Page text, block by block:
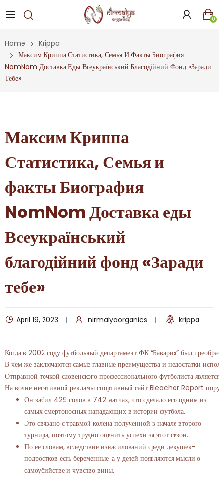
0
Home
Krippa
Максим Криппа Статистика, Семья И Факты Биография
NomNom Доставка Еды Всеукраїнський Благодійний Фонд «Заради
Тебе»
Максим Криппа
Статистика, Семья и
факты Биография
NomNom Доставка еды
Всеукраїнський
благодійний фонд «Заради
тебе»
April 19, 2023 nirmalyaorganics krippa
Когда в 2002 году футбольный департамент ФК “Бавария” был
В чем же заключаются самые главные преимущества и недостатки
Отправной точкой словенского профессионального футболиста
На волне негативной рекламы спортивный сайт Bleacher Report
Он забил 429 голов в 742 матчах, что сделало его одним из
самых смертоносных нападающих в истории футбола.
Это связано с травмой колена полученной в начале второго
турнира, поэтому трудно оценить успехи за этот сезон.
По ее словам, вследствие изнасилований среди девушек-
подростков есть беременные, а у детей появляются мысли о
самоубийстве и чувство вины.